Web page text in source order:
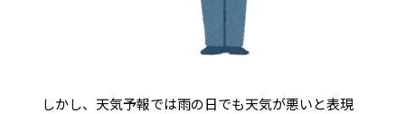
しかし、天気予報では雨の日でも天気が悪いと表現